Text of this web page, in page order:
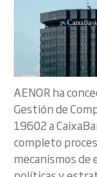
AENOR ha
Gestión de
19602 a
completo
mecanismos